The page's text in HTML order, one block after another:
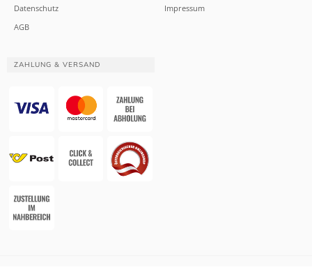
Datenschutz
AGB
Impressum
ZAHLUNG & VERSAND